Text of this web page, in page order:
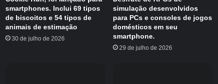
Você pode explorar a fronteira atravessando
florestas, estradas e fronteiras para descobrir
novas rotas, expor posições inimigas e
fortalezas valiosas. Depois de reunir uma força
smartphones. Inclui 69 tipos
de biscoitos e 54 tipos de
animais de estimação
30 de julho de 2026
simulação desenvolvidos
para PCs e consoles de jogos
domésticos em seu
smartphone.
29 de julho de 2026